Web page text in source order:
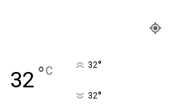
32 °C 32°
32°